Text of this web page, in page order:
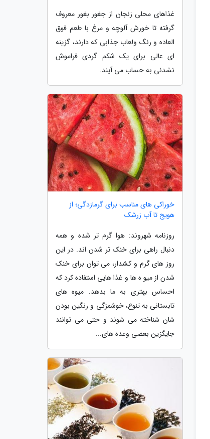
غذاهای محلی زنجان از جغور بغور معروف
گرفته تا خورش آلوچه و مرغ با طعم فوق
العاده و رنگ ولعاب جذابی که دارند، گزینه
ای عالی برای یک شکم گردی فراموش
نشدنی به حساب می آیند.
خوراکی های مناسب برای گرمازدگی؛ از
هویج تا آب زرشک
روزنامه شهروند: هوا گرم تر شده و همه
دنبال راهی برای خنک تر شدن اند. در این
روز های گرم و کشدار، می توان برای خنک
شدن از میو ه ها و غذا هایی استفاده کرد که
احساس بهتری به ما بدهد. میوه های
تابستانی به تنوع، خوشمزگی و رنگین بودن
شان شناخته می شوند و حتی می توانند
جایگزین بعضی وعده های...